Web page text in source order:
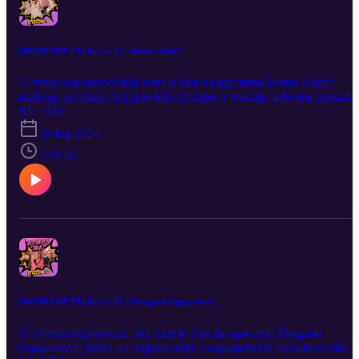
BOOM POP TALK! ep. 13 - Brana Kostić
U trinaestoj epizodi bila nam je čast da ugostimo Branu Kostić –
makeup umetnicu kojoj se klijenti iznova vraćaju, a brojne poznate
ličnosti domaće scene joj poklanjanju svoje poverenje. Svaki
makeup look koji kreira je besprekoran, naglašavajući prirodnu
lepotu klijenta. Brana važi za svojevrsnu riznicu vrhunskih beauty
saveta. Ovom prilikom, Brana nam je govorila o svojim počecima,
jer se nije oduvek bavila šminkom. Njen put od novinarstva do
sadašnjeg posla bio je veoma zanimljiv, otkrivši nam kako su nekad
izgledali setovi i šta je sve naučila, ali i o svojoj drugoj velikoj
ovoj epizodi!
S1 · E13
30 lug 2024
1:38:36
BOOM POP TALK! ep. 12 - Dragana Ognjenović
U dvanaestoj epizodi, bila nam je čast da ugostimo Draganu
Ognjenović, jednu od najpoznatijih i najuspešnijih srpskih modnih